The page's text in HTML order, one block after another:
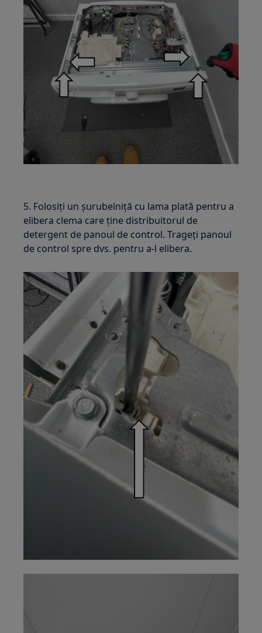
5. Folosiți un șurubelniță cu lama plată pentru a
elibera clema care ține distribuitorul de
detergent de panoul de control. Trageți panoul
de control spre dvs. pentru a-l elibera.